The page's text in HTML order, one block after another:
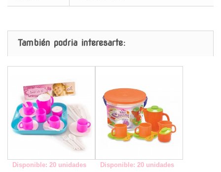
También podria interesarte:
Disponible: 20 unidades Disponible: 20 unidades